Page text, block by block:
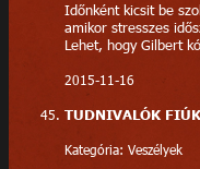
Időnként kicsit be
amikor stresszes
Lehet, hogy Gilbert
2015-11-16
TUDNIVALÓK
Kategória: Veszélyek